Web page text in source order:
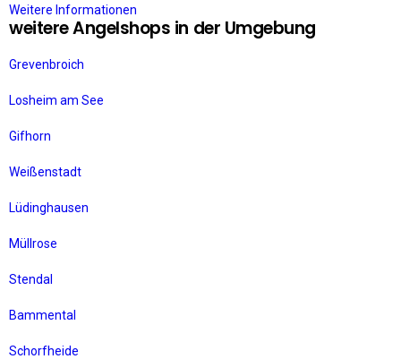
Weitere Informationen
weitere Angelshops in der Umgebung
Grevenbroich
Losheim am See
Gifhorn
Weißenstadt
Lüdinghausen
Müllrose
Stendal
Bammental
Schorfheide